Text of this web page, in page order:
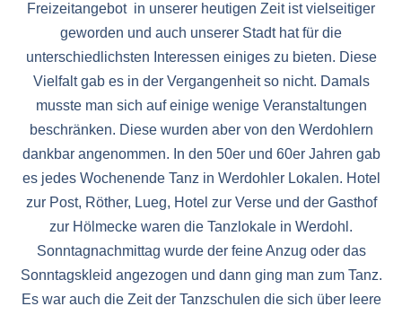
Freizeitangebot in unserer heutigen Zeit ist vielseitiger
geworden und auch unserer Stadt hat für die
unterschiedlichsten Interessen einiges zu bieten. Diese
Vielfalt gab es in der Vergangenheit so nicht. Damals
musste man sich auf einige wenige Veranstaltungen
beschränken. Diese wurden aber von den Werdohlern
dankbar angenommen. In den 50er und 60er Jahren gab
es jedes Wochenende Tanz in Werdohler Lokalen. Hotel
zur Post, Röther, Lueg, Hotel zur Verse und der Gasthof
zur Hölmecke waren die Tanzlokale in Werdohl.
Sonntagnachmittag wurde der feine Anzug oder das
Sonntagskleid angezogen und dann ging man zum Tanz.
Es war auch die Zeit der Tanzschulen die sich über leere